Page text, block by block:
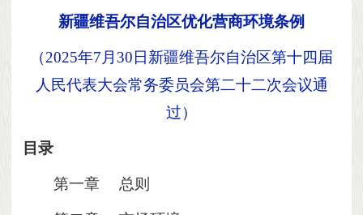
新疆维吾尔自治区优化营商环境条例
（2025年7月30日新疆维吾尔自治区第十四届
人民代表大会常务委员会第二十二次会议通
过）
目录
第一章 总则